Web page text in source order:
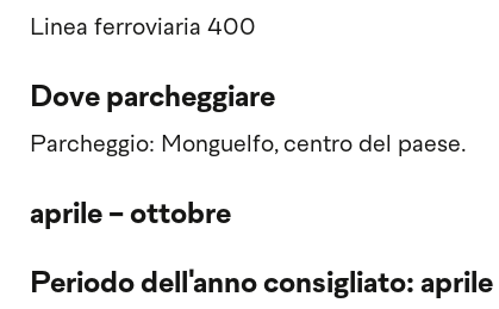
Linea ferroviaria 400
Dove parcheggiare
Parcheggio: Monguelfo, centro del paese.
aprile - ottobre
Periodo dell'anno consigliato: